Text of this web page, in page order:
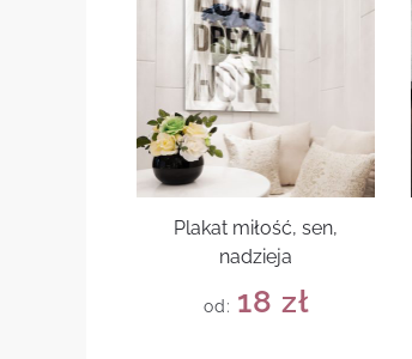
Plakat miłość, sen,
nadzieja
od: 18 zł